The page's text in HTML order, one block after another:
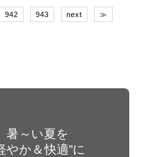
942 943 next ≫
暑～い夏を
やか＆快適”に